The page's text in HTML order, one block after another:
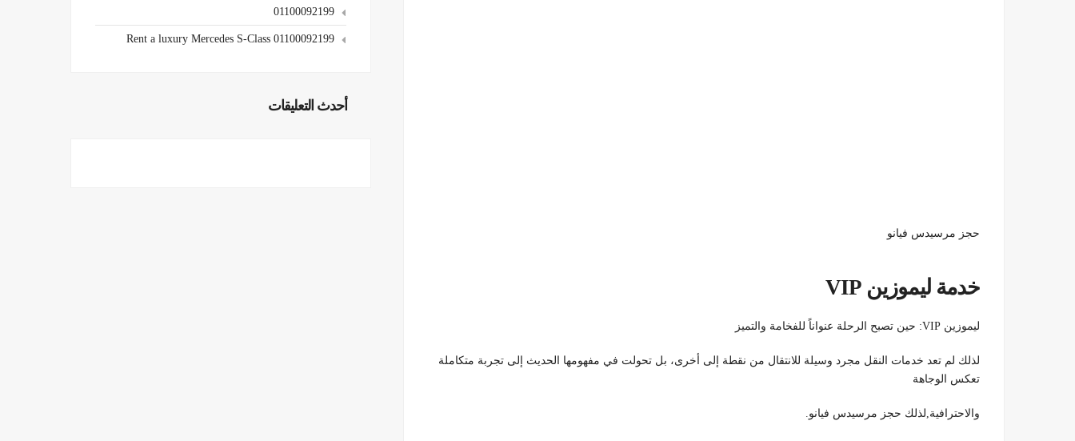
حجز مرسيدس فيانو
خدمة ليموزين VIP
ليموزين VIP: حين تصبح الرحلة عنواناً للفخامة والتميز
لذلك لم تعد خدمات النقل مجرد وسيلة للانتقال من نقطة إلى أخرى، بل تحولت في مفهومها الحديث إلى تجربة متكاملة
تعكس الوجاهة
والاحترافية,لذلك حجز مرسيدس فيانو.
01100092199
Rent a luxury Mercedes S-Class 01100092199
أحدث التعليقات